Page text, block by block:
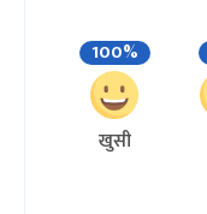
100%
खुसी